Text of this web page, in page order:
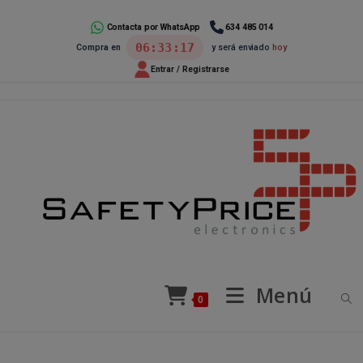
Contacta por WhatsApp
634 485 014
Compra en
06:33:16 y será enviado hoy
Entrar / Registrarse
0 Menú